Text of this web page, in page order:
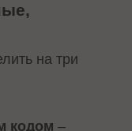
на три
кодом –